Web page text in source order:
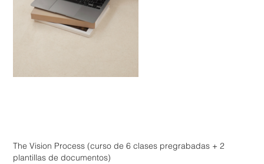
The Vision Process (curso de 6 clases pregrabadas + 2
plantillas de documentos)